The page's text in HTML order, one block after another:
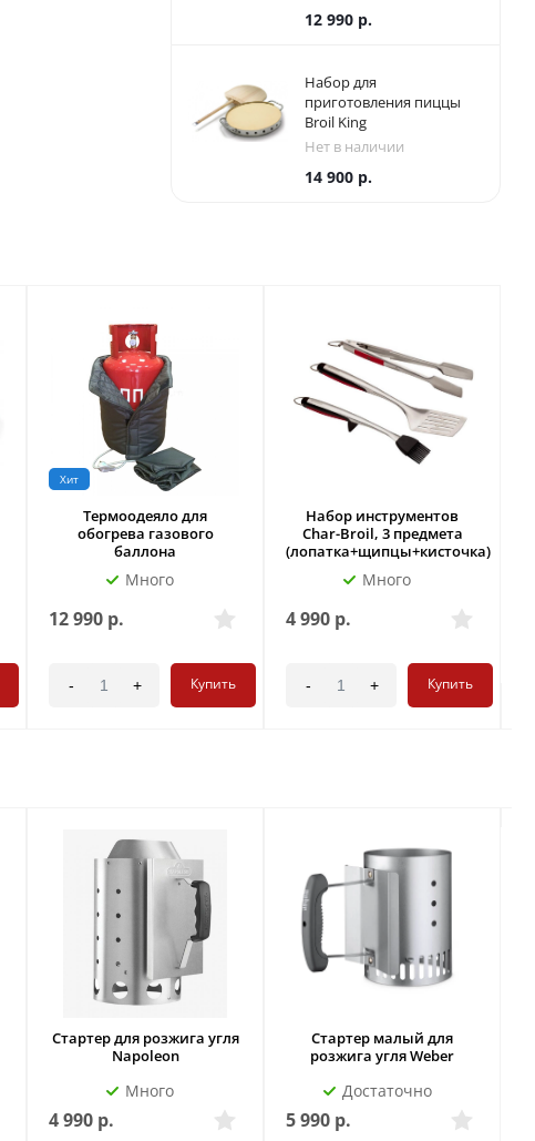
12 990р.
Набор для
приготовления пиццы
Broil King
Нет в наличии
14 900р.
Хит
Термоодеяло для
обогрева газового
баллона
Много
12 990 р.
- + Купить
Набор инструментов
Char-Broil, 3 предмета
(лопатка+щипцы+кисточка)
Много
4 990 р.
- + Купить
Стартер для розжига угля
Napoleon
Много
4 990 р.
Стартер малый для
розжига угля Weber
Достаточно
5 990 р.